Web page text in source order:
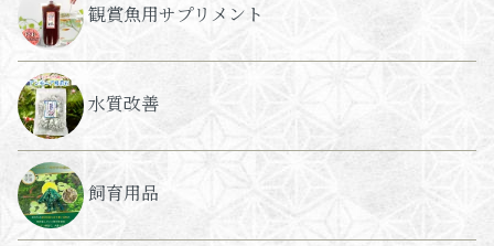
観賞魚用サプリメント
水質改善
飼育用品